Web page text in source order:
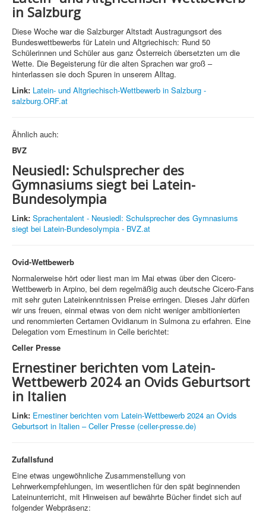
in Salzburg
Diese Woche war die Salzburger Altstadt Austragungsort des
Bundeswettbewerbs für Latein und Altgriechisch: Rund 50
Schülerinnen und Schüler aus ganz Österreich übersetzten um die
Wette. Die Begeisterung für die alten Sprachen war groß –
hinterlassen sie doch Spuren in unserem Alltag.
Link: Latein- und Altgriechisch-Wettbewerb in Salzburg -
salzburg.ORF.at
Ähnlich auch:
BVZ
Neusiedl: Schulsprecher des
Gymnasiums siegt bei Latein-
Bundesolympia
Link: Sprachentalent - Neusiedl: Schulsprecher des Gymnasiums
siegt bei Latein-Bundesolympia - BVZ.at
Ovid-Wettbewerb
Normalerweise hört oder liest man im Mai etwas über den Cicero-
Wettbewerb in Arpino, bei dem regelmäßig auch deutsche Cicero-Fans
mit sehr guten Lateinkenntnissen Preise erringen. Dieses Jahr dürfen
wir uns freuen, einmal etwas von dem nicht weniger ambitionierten
und renommierten Certamen Ovidianum in Sulmona zu erfahren. Eine
Delegation vom Ernestinum in Celle berichtet:
Celler Presse
Ernestiner berichten vom Latein-
Wettbewerb 2024 an Ovids Geburtsort
in Italien
Link: Ernestiner berichten vom Latein-Wettbewerb 2024 an Ovids
Geburtsort in Italien – Celler Presse (celler-presse.de)
Zufallsfund
Eine etwas ungewöhnliche Zusammenstellung von
Lehrwerkempfehlungen, im wesentlichen für den spät beginnenden
Lateinunterricht, mit Hinweisen auf bewährte Bücher findet sich auf
folgender Webpräsenz: